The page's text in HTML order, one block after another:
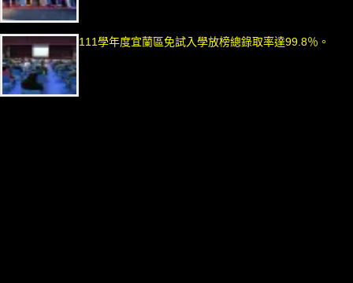
111學年度宜蘭區免試入學放榜總錄取率達99.8％。